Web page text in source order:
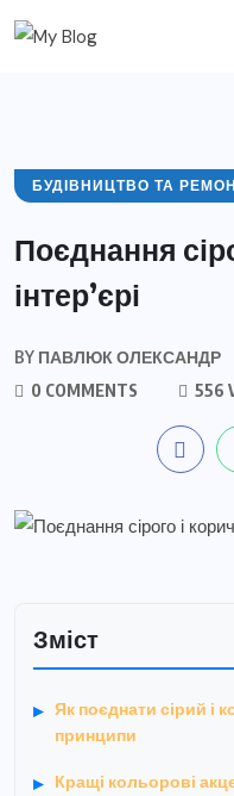
БУДІВНИЦТВО ТА
Поєднання
інтер’єрі
BY ПАВЛЮК ОЛЕКСАНДР
0 COMMENTS
556
Зміст
Як поєднати сірий і
принципи
Кращі кольорові